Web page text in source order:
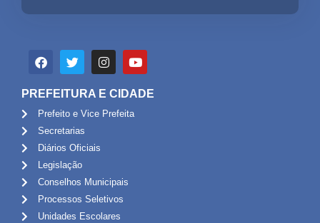
PREFEITURA E CIDADE
Prefeito e Vice Prefeita
Secretarias
Diários Oficiais
Legislação
Conselhos Municipais
Processos Seletivos
Unidades Escolares